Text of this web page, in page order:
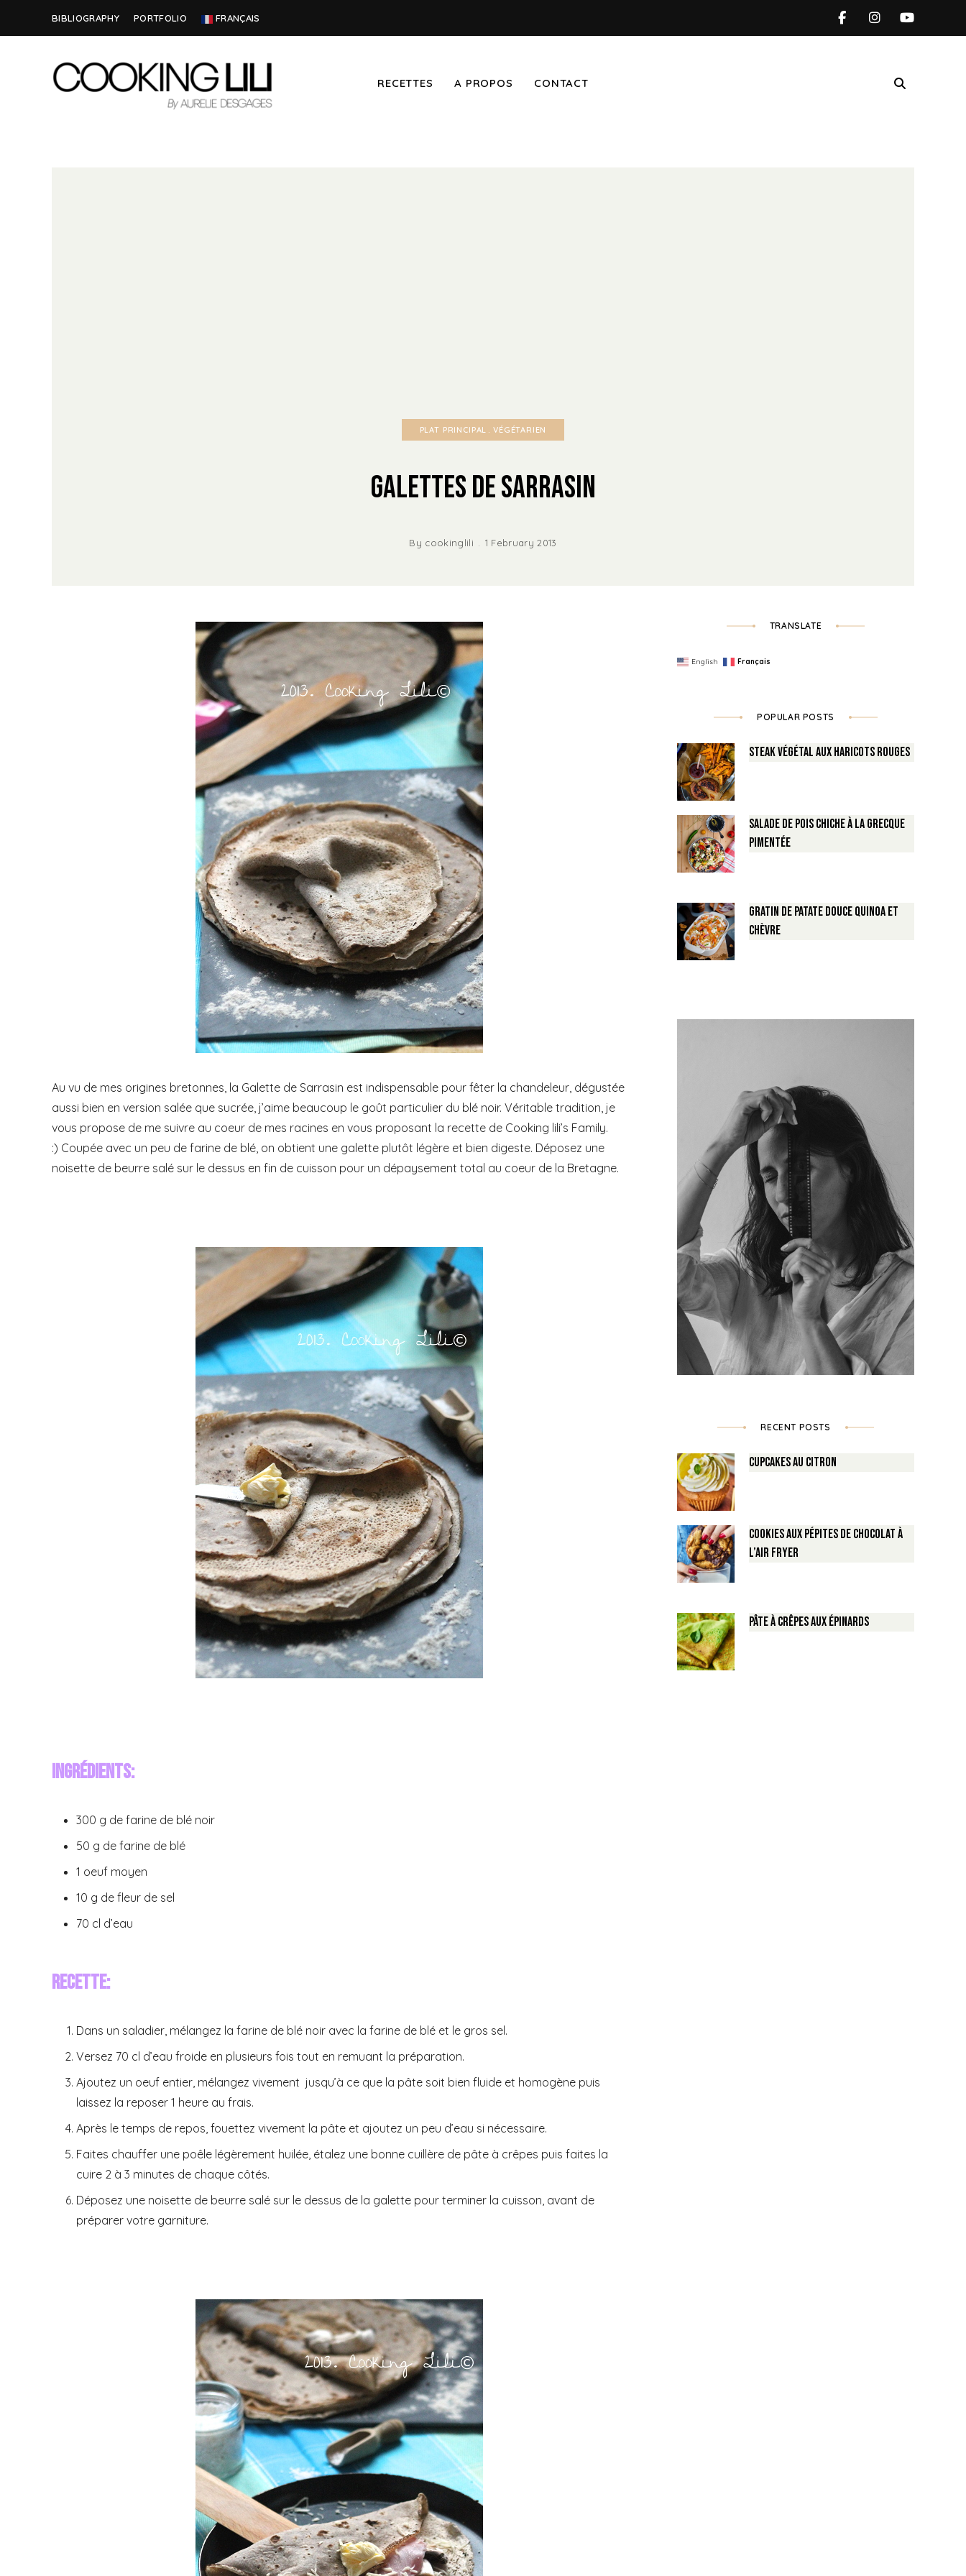
BIBLIOGRAPHY PORTFOLIO FRANÇAIS
RECETTES A PROPOS CONTACT
PLAT PRINCIPAL VÉGÉTARIEN
Galettes de Sarrasin
By cookinglili 1 February 2013
Au vu de mes origines bretonnes, la Galette de Sarrasin est indispensable pour fêter la chandeleur, dégustée
aussi bien en version salée que sucrée, j’aime beaucoup le goût particulier du blé noir. Véritable tradition, je
vous propose de me suivre au coeur de mes racines en vous proposant la recette de Cooking lili’s Family.
:) Coupée avec un peu de farine de blé, on obtient une galette plutôt légère et bien digeste. Déposez une
noisette de beurre salé sur le dessus en fin de cuisson pour un dépaysement total au coeur de la Bretagne.
Ingrédients:
300 g de farine de blé noir
50 g de farine de blé
1 oeuf moyen
10 g de fleur de sel
70 cl d’eau
Recette:
Dans un saladier, mélangez la farine de blé noir avec la farine de blé et le gros sel.
Versez 70 cl d’eau froide en plusieurs fois tout en remuant la préparation.
Ajoutez un oeuf entier, mélangez vivement jusqu’à ce que la pâte soit bien fluide et homogène puis
laissez la reposer 1 heure au frais.
Après le temps de repos, fouettez vivement la pâte et ajoutez un peu d’eau si nécessaire.
Faites chauffer une poêle légèrement huilée, étalez une bonne cuillère de pâte à crêpes puis faites la
cuire 2 à 3 minutes de chaque côtés.
Déposez une noisette de beurre salé sur le dessus de la galette pour terminer la cuisson, avant de
préparer votre garniture.
TRANSLATE
English Français
POPULAR POSTS
Steak végétal aux haricots rouges
Salade de Pois chiche à la Grecque
pimentée
Gratin de Patate douce Quinoa et
Chèvre
RECENT POSTS
Cupcakes au Citron
Cookies aux pépites de Chocolat à
l’air fryer
Pâte à crêpes aux épinards